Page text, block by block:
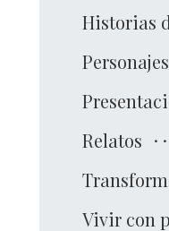
Historias
Personajes
Relatos
Vivir con